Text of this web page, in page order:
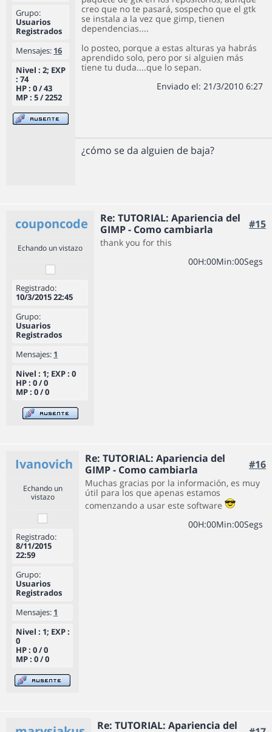
Grupo:
Usuarios
Registrados
Mensajes: 16
Nivel : 2; EXP
: 74
HP : 0 / 43
MP : 5 / 2252
creo que no te pasará, sospecho que el gtk
se instala a la vez que gimp, tienen
dependencias....
lo posteo, porque a estas alturas ya habrás
aprendido solo, pero por si alguien más
tiene tu duda....que lo sepan.
Enviado el: 21/3/2010 6:27
¿cómo se da alguien de baja?
couponcode
Re: TUTORIAL: Apariencia del
GIMP - Como cambiarla
#15
Echando un vistazo
Registrado:
10/3/2015 22:45
Grupo:
Usuarios
Registrados
Mensajes: 1
Nivel : 1; EXP : 0
HP : 0 / 0
MP : 0 / 0
thank you for this
00H:00Min:00Segs
Ivanovich
Re: TUTORIAL: Apariencia del
GIMP - Como cambiarla
#16
Echando un
vistazo
Registrado:
8/11/2015
22:59
Grupo:
Usuarios
Registrados
Mensajes: 1
Nivel : 1; EXP :
0
HP : 0 / 0
MP : 0 / 0
Muchas gracias por la información, es muy
útil para los que apenas estamos
comenzando a usar este software
00H:00Min:00Segs
Re: TUTORIAL: Apariencia del